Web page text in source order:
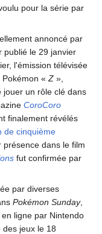
pour la série par
annoncé par
publié le 29 janvier
l'émission télévisée
« Z »,
jouer un rôle clé dans
CoroCoro
finalement révélés
de cinquième
dans le film
fut confirmée par
par diverses
Pokémon Sunday,
en ligne par Nintendo
jeux le 18